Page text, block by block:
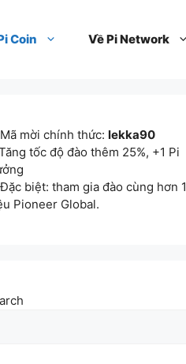
Coin Về Pi Network
mời chính thức: lekka90
tốc độ đào thêm 25%, +1 Pi
biệt: tham gia đào cùng hơn 1
Pioneer Global.